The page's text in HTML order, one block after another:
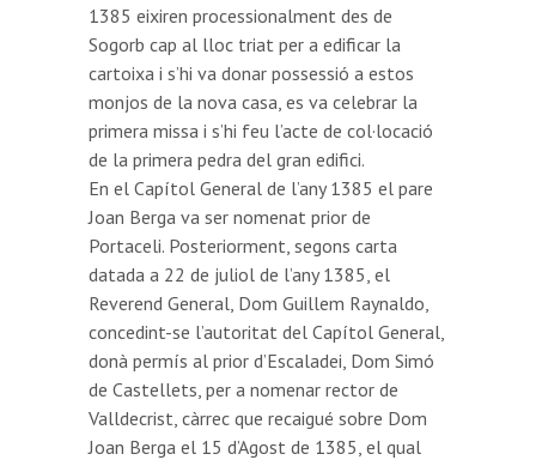
1385 eixiren processionalment des de
Sogorb cap al lloc triat per a edificar la
cartoixa i s’hi va donar possessió a estos
monjos de la nova casa, es va celebrar la
primera missa i s’hi feu l’acte de col·locació
de la primera pedra del gran edifici.
En el Capítol General de l’any 1385 el pare
Joan Berga va ser nomenat prior de
Portaceli. Posteriorment, segons carta
datada a 22 de juliol de l’any 1385, el
Reverend General, Dom Guillem Raynaldo,
concedint-se l’autoritat del Capítol General,
donà permís al prior d’Escaladei, Dom Simó
de Castellets, per a nomenar rector de
Valldecrist, càrrec que recaigué sobre Dom
Joan Berga el 15 d’Agost de 1385, el qual